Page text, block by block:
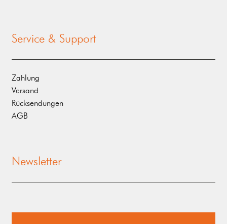
Service & Support
Zahlung
Versand
Rücksendungen
AGB
Newsletter